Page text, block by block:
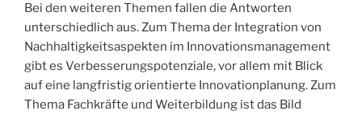
Bei den weiteren Themen fallen die Antworten
unterschiedlich aus. Zum Thema der Integration von
Nachhaltigkeitsaspekten im Innovationsmanagement
gibt es Verbesserungspotenziale, vor allem mit Blick
auf eine langfristig orientierte Innovationplanung. Zum
Thema Fachkräfte und Weiterbildung ist das Bild